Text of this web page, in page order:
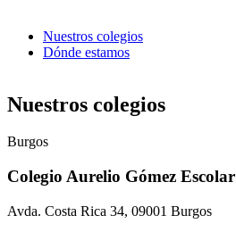
Nuestros colegios
Dónde estamos
Nuestros colegios
Burgos
Colegio Aurelio Gómez Escolar
Avda. Costa Rica 34, 09001 Burgos